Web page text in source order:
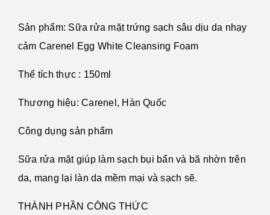
Sản phẩm: Sữa rửa mặt trứng sạch sâu dịu da nhạy
cảm Carenel Egg White Cleansing Foam
Thể tích thực : 150ml
Thương hiệu: Carenel, Hàn Quốc
Công dụng sản phẩm
Sữa rửa mặt giúp làm sạch bụi bẩn và bã nhờn trên
da, mang lại làn da mềm mại và sạch sẽ.
THÀNH PHẦN CÔNG THỨC